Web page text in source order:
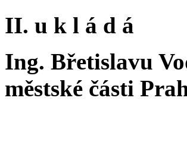
II. u k l á d á
Ing. Břetislavu
městské části